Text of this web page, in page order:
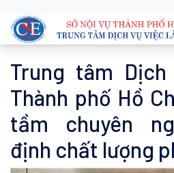
Trung tâm
Thành phố Hồ
tầm chuyên
định chất lượng